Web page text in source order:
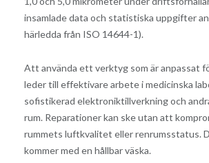
insamlade data och statistiska uppgifter
härledda från ISO 14644-1).
Att använda ett verktyg som är anpassat
leder till effektivare arbete i medicinska
sofistikerad elektroniktillverkning och
rum. Reparationer kan ske utan att
rummets luftkvalitet eller renrumsstatus.
kommer med en hållbar väska.